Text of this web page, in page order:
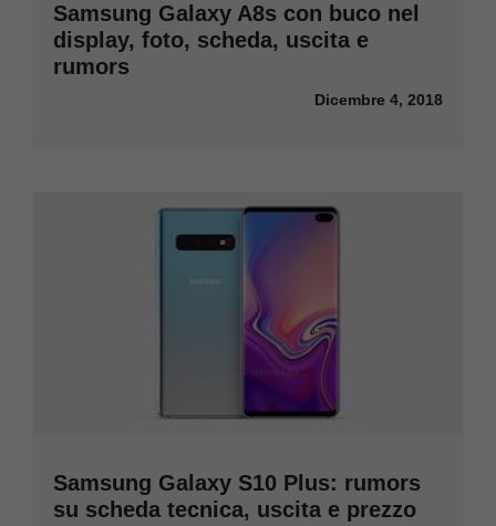
Samsung Galaxy A8s con buco nel
display, foto, scheda, uscita e
rumors
Dicembre 4, 2018
Samsung Galaxy S10 Plus: rumors
su scheda tecnica, uscita e prezzo